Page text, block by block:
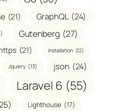
(21) GraphQL (24)
Gutenberg (27)
(21) Installation (12)
Jquery (13) json (24)
Laravel 6 (55)
Lighthouse (17)